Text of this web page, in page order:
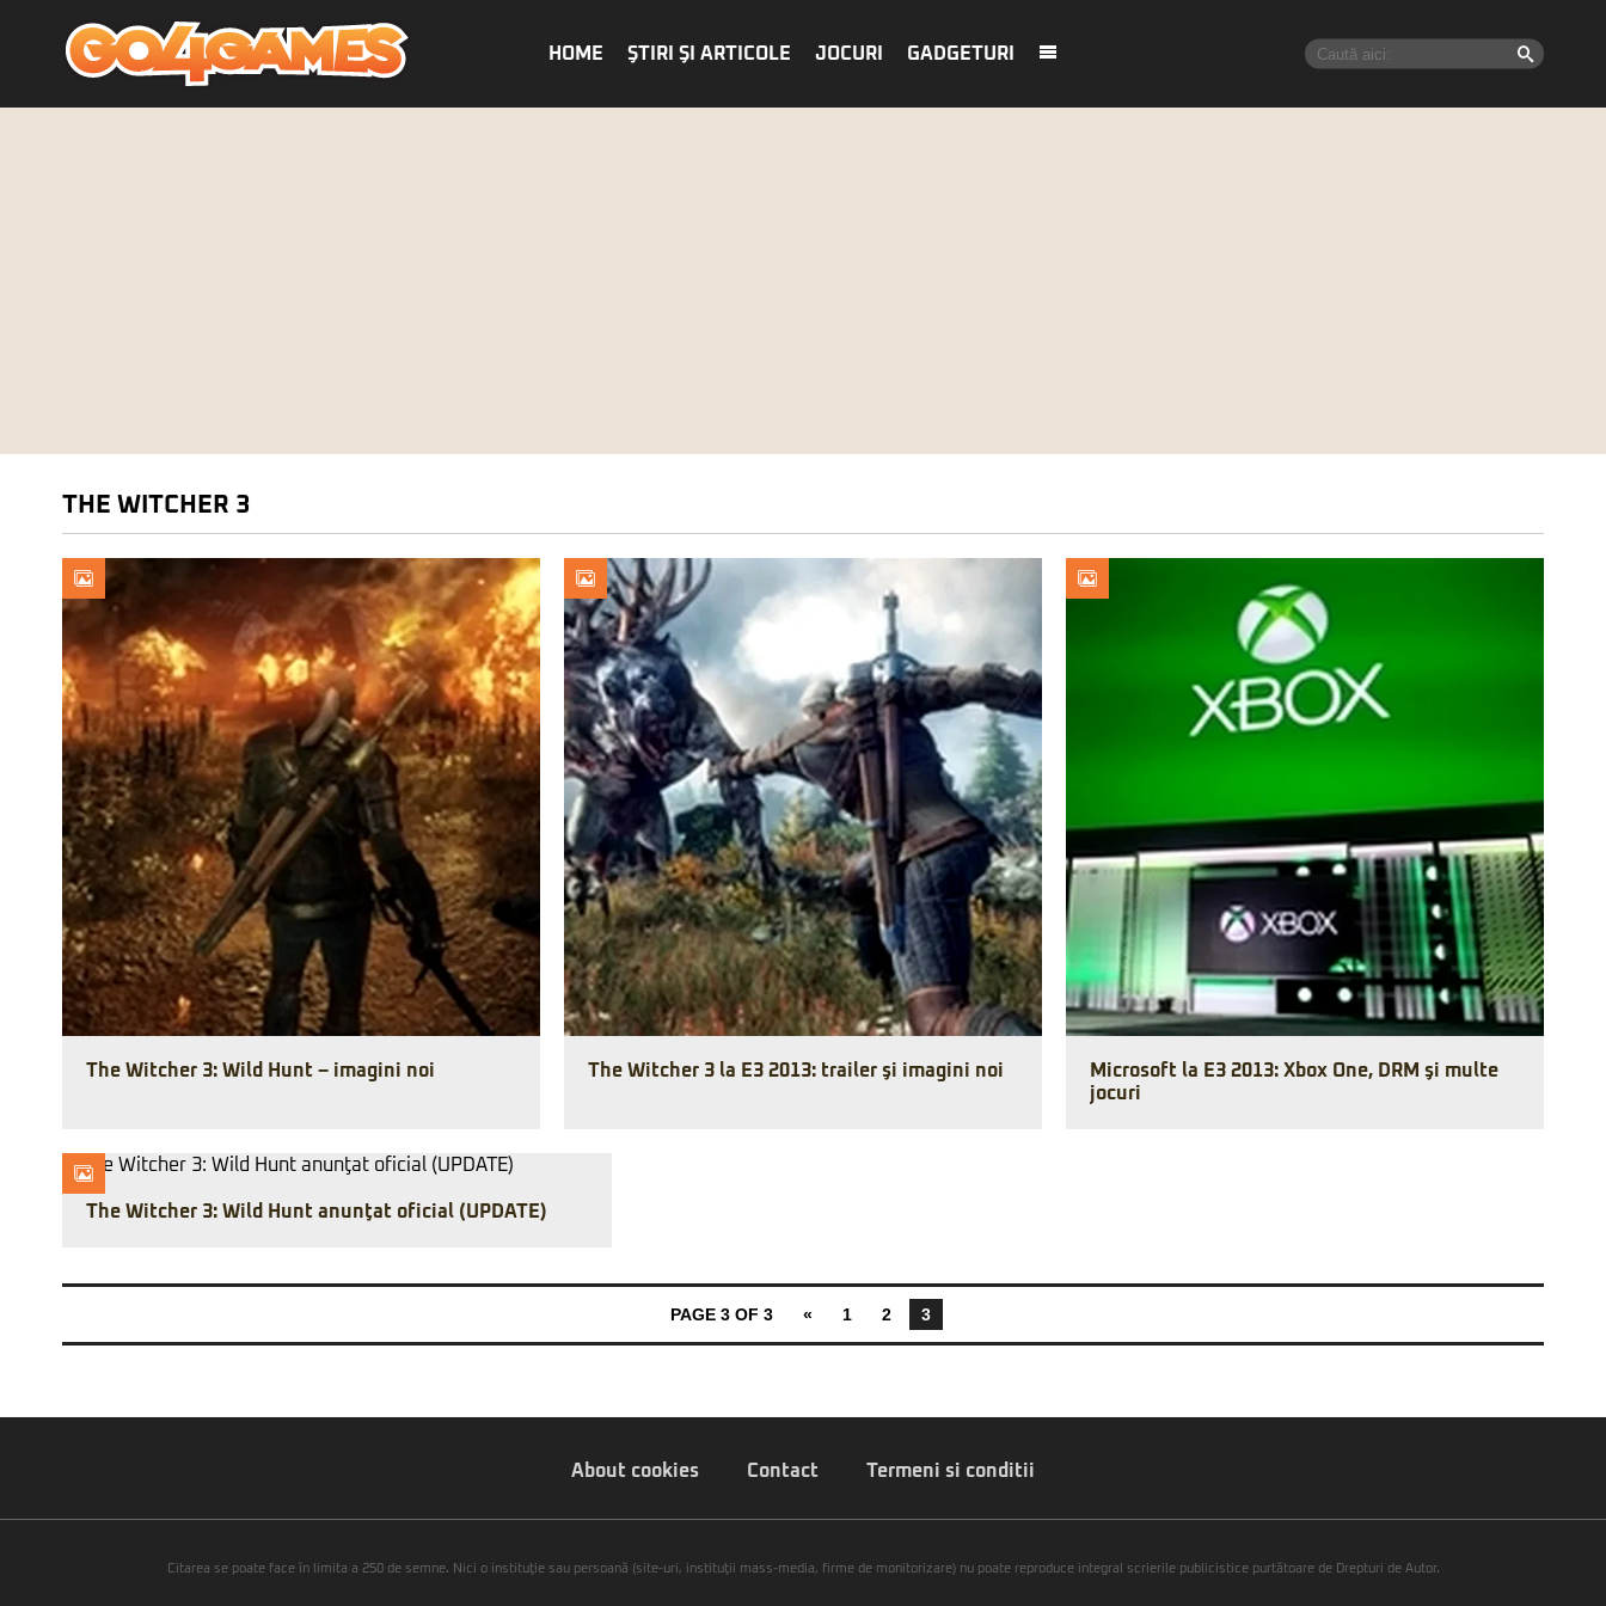
HOME ŞTIRI ŞI ARTICOLE JOCURI GADGETURI
THE WITCHER 3
The Witcher 3: Wild Hunt – imagini noi The Witcher 3 la E3 2013: trailer şi imagini noi
Microsoft la E3 2013: Xbox One, DRM şi multe
jocuri
The Witcher 3: Wild Hunt anunţat oficial (UPDATE)
PAGE 3 OF 3 « 1 2 3
About cookies Contact Termeni si conditii
Citarea se poate face în limita a 250 de semne. Nici o instituţie sau persoană (site-uri, instituţii mass-media, firme de monitorizare) nu poate reproduce integral scrierile publicistice purtătoare de Drepturi de Autor.